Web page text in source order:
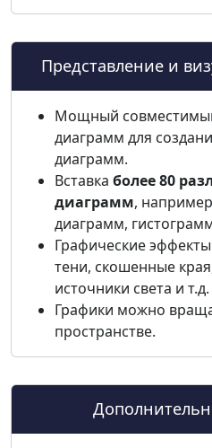
Представление и
Мощный
диаграмм для
диаграмм.
Вставка более 80
диаграмм,
диаграмм,
Графические
тени, скошенные
источники света и т.д.
Графики можно
пространстве.